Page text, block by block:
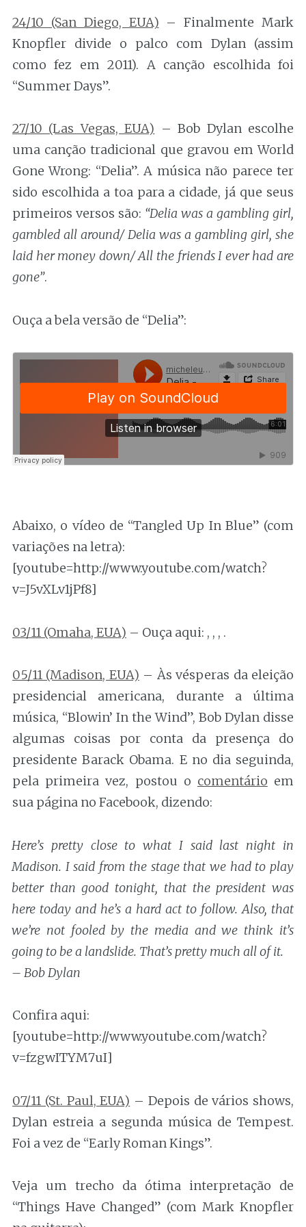
24/10 (San Diego, EUA) – Finalmente Mark
Knopfler divide o palco com Dylan (assim
como fez em 2011). A canção escolhida foi
“Summer Days”.
27/10 (Las Vegas, EUA) – Bob Dylan escolhe
uma canção tradicional que gravou em World
Gone Wrong: “Delia”. A música não parece ter
sido escolhida a toa para a cidade, já que seus
primeiros versos são: “Delia was a gambling girl,
gambled all around/ Delia was a gambling girl, she
laid her money down/ All the friends I ever had are
gone”.
Ouça a bela versão de “Delia”:
Abaixo, o vídeo de “Tangled Up In Blue” (com
variações na letra):
[youtube=http://www.youtube.com/watch?
v=J5vXLv1jPf8]
03/11 (Omaha, EUA) – Ouça aqui: , , , .
05/11 (Madison, EUA) – Às vésperas da eleição
presidencial americana, durante a última
música, “Blowin’ In the Wind”, Bob Dylan disse
algumas coisas por conta da presença do
presidente Barack Obama. E no dia seguinda,
pela primeira vez, postou o comentário em
sua página no Facebook, dizendo:
Here’s pretty close to what I said last night in
Madison. I said from the stage that we had to play
better than good tonight, that the president was
here today and he’s a hard act to follow. Also, that
we’re not fooled by the media and we think it’s
going to be a landslide. That’s pretty much all of it.
– Bob Dylan
Confira aqui:
[youtube=http://www.youtube.com/watch?
v=fzgwITYM7uI]
07/11 (St. Paul, EUA) – Depois de vários shows,
Dylan estreia a segunda música de Tempest.
Foi a vez de “Early Roman Kings”.
Veja um trecho da ótima interpretação de
“Things Have Changed” (com Mark Knopfler